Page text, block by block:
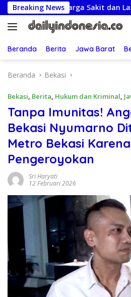
Langsung
ke
konten
Breaking News
Warga Sakit dan Lansia
Beranda Berita Jawa Barat
Beranda Bekasi
Bekasi, Berita, Hukum dan Kriminal,
Tanpa Imunitas!
Bekasi Nyumarno
Metro Bekasi Karena
Pengeroyokan
Sri Haryati
12 Februari 2026